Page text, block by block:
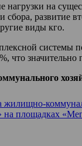
нагрузки на
развитие
виды кго.
системы
что
на площадках